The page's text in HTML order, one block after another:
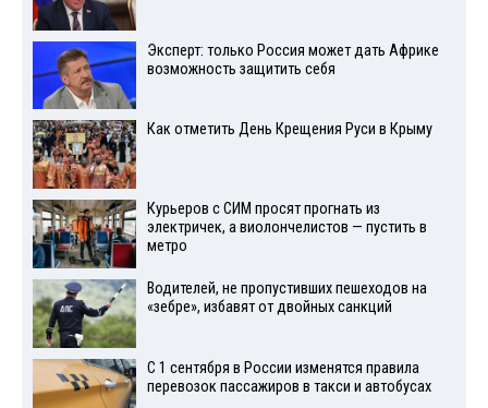
Эксперт: только Россия может дать Африке
возможность защитить себя
Как отметить День Крещения Руси в Крыму
Курьеров с СИМ просят прогнать из
электричек, а виолончелистов — пустить в
метро
Водителей, не пропустивших пешеходов на
«зебре», избавят от двойных санкций
С 1 сентября в России изменятся правила
перевозок пассажиров в такси и автобусах